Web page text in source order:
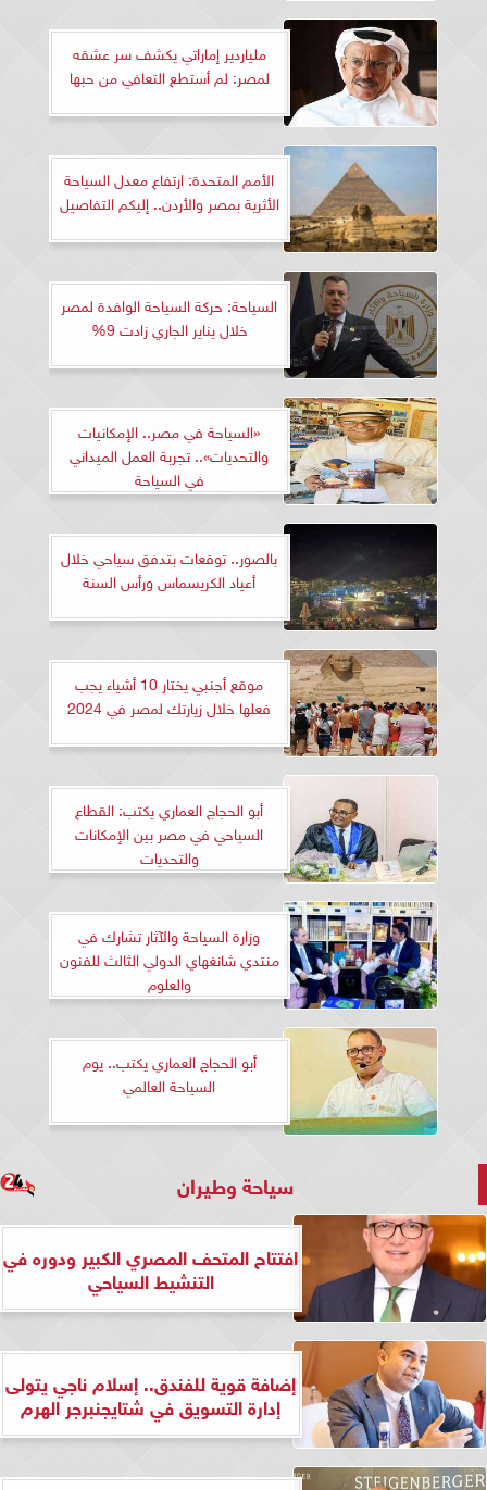
ملياردير إماراتي يكشف سر عشقه
لمصر: لم أستطع التعافي من حبها
الأمم المتحدة: ارتفاع معدل السياحة
الأثرية بمصر والأردن.. إليكم التفاصيل
السياحة: حركة السياحة الوافدة لمصر
خلال يناير الجاري زادت 9%
«السياحة في مصر.. الإمكانيات
والتحديات».. تجربة العمل الميداني
في السياحة
بالصور.. توقعات بتدفق سياحي خلال
أعياد الكريسماس ورأس السنة
موقع أجنبي يختار 10 أشياء يجب
فعلها خلال زيارتك لمصر في 2024
أبو الحجاج العماري يكتب: القطاع
السياحي في مصر بين الإمكانات
والتحديات
وزارة السياحة والآثار تشارك في
منتدي شانغهاي الدولي الثالث للفنون
والعلوم
أبو الحجاج العماري يكتب.. يوم
السياحة العالمي
سياحة وطيران
افتتاح المتحف المصري الكبير ودوره في
التنشيط السياحي
إضافة قوية للفندق.. إسلام ناجي يتولى
إدارة التسويق في شتايجنبرجر الهرم